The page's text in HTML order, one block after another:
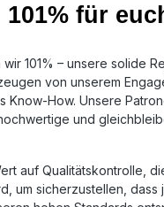
für
101% – unsere solide
von unserem
Know-How. Unsere
und
auf Qualitätskontrolle,
um sicherzustellen, dass